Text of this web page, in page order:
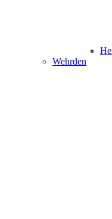
Wehrden